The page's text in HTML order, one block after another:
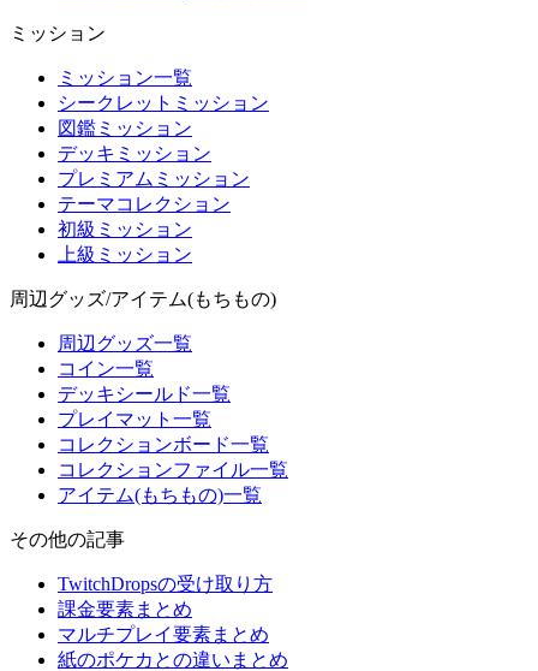
ミッション
ミッション一覧
シークレットミッション
図鑑ミッション
デッキミッション
プレミアムミッション
テーマコレクション
初級ミッション
上級ミッション
周辺グッズ/アイテム(もちもの)
周辺グッズ一覧
コイン一覧
デッキシールド一覧
プレイマット一覧
コレクションボード一覧
コレクションファイル一覧
アイテム(もちもの)一覧
その他の記事
TwitchDropsの受け取り方
課金要素まとめ
マルチプレイ要素まとめ
紙のポケカとの違いまとめ